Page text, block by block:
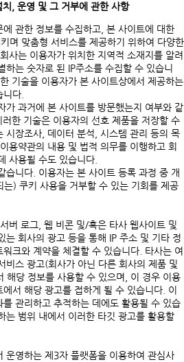
, 운영 및 그 거부에 관한 사항
관한 정보를 수집하고, 본 사이트에 대한
며 맞춤형 서비스를 제공하기 위하여 다양한
사는 이용자가 위치한 지역적 소재지를 알려
하는 숫자로 된 IP주소를 수집할 수 있습니
기술을 이용자가 본 사이트상에서 제공하는
다.
가 과거에 본 사이트를 방문했는지 여부와 같
한 기술은 이용자의 선호 제품을 저장할 수
시장조사, 데이터 분석, 시스템 관리 등의 목
용약관의 내용 및 법적 의무를 이행하고 회
사용될 수도 있습니다.
습니다. 이용자는 본 사이트 등록 과정 중 개
는) 쿠키 사용을 거부할 수 있는 기회를 제공
버 로그, 웹 비콘 및/혹은 타사 웹사이트 및
는 회사의 광고 등을 통해 IP 주소 및 기타 정
크와 계약을 체결할 수 있습니다. 타사는 여
비스 광고(회사가 아닌 다른 회사의 제품 및
해당 정보를 사용할 수 있으며, 이 경우 이용
서 해당 광고를 접하게 될 수 있습니다. 이
관리하고 추적하는 데에도 활용될 수 있습
는 범위 내에서 이러한 타깃 광고를 활용할
운영하는 제3자 플랫폼을 이용하여 관심사